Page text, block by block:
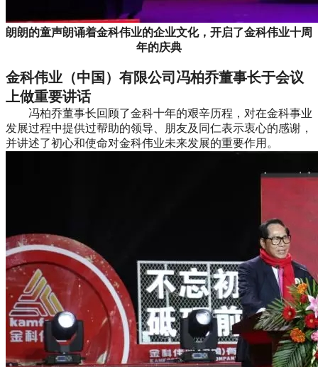
朗朗的童声朗诵着金科伟业的企业文化，开启了金科伟业十周
年的庆典
金科伟业（中国）有限公司冯柏乔董事长于会议
上做重要讲话
冯柏乔董事长回顾了金科十年的艰辛历程，对在金科事业
发展过程中提供过帮助的领导、朋友及同仁表示衷心的感谢，
并讲述了初心和使命对金科伟业未来发展的重要作用。